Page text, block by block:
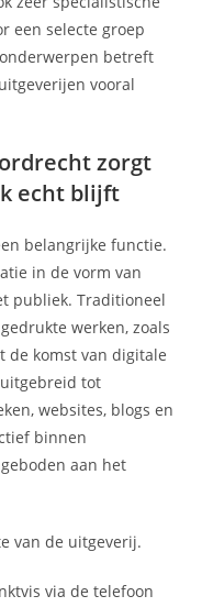
een selecte groep
betreft
vooral
zorgt
echt blijft
belangrijke functie.
in de vorm van
publiek. Traditioneel
werken, zoals
de komst van digitale
tot
websites, blogs en
binnen
aan het
van de uitgeverij.
via de telefoon